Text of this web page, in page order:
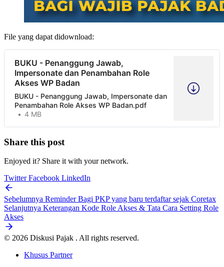
File yang dapat didownload:
BUKU - Penanggung Jawab,
Impersonate dan Penambahan Role
Akses WP Badan
BUKU - Penanggung Jawab, Impersonate dan
Penambahan Role Akses WP Badan.pdf
4 MB
Share this post
Enjoyed it? Share it with your network.
TwitterFacebook LinkedIn
Sebelumnya Reminder Bagi PKP yang baru terdaftar sejak Coretax
Selanjutnya Keterangan Kode Role Akses & Tata Cara Setting Role
Akses
© 2026 Diskusi Pajak . All rights reserved.
Khusus Partner